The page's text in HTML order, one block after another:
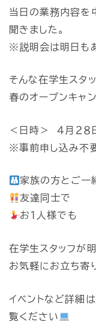
当日の業務内容を
聞きました。
※説明会は明日もあ
そんな在学生スタ
春のオープンキャ
＜日時＞ ４月２８日
※事前申し込み不
家族の方とご一
友達同士で
お１人様でも
在学生スタッフが
お気軽にお立ち寄
イベントなど詳細
覧ください